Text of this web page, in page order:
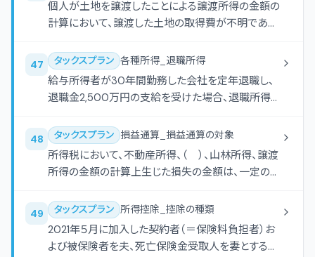
個人が土地を譲渡したことによる譲渡所得の金額の
計算において、譲渡した土地の取得費が不明である
とができる。
47 タックスプラン 各種所得_退職所得
給与所得者が30年間勤務した会社を定年退職し、
退職金2,500万円の支給を受けた場合、退職所得の
48 タックスプラン 損益通算_損益通算の対象
所得税において、不動産所得、（ ）、山林所得、譲渡
所得の金額の計算上生じた損失の金額は、一定の場
きる。
49 タックスプラン 所得控除_控除の種類
2021年５月に加入した契約者（＝保険料負担者）お
よび被保険者を夫、死亡保険金受取人を妻とする終